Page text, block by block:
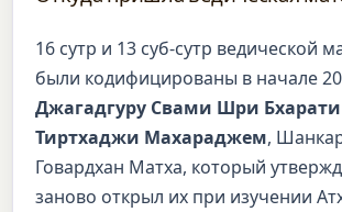
16 сутр и 13 суб-сутр ведической
были кодифицированы в начале
Джагадгуру Свами Шри
Тиртхаджи Махараджем,
Говардхан Матха, который
заново открыл их при изучении